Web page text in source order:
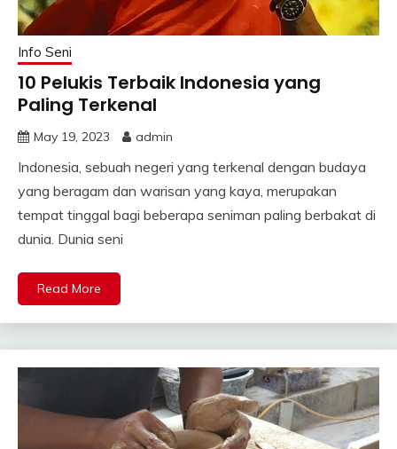
Info Seni
10 Pelukis Terbaik Indonesia yang
Paling Terkenal
May 19, 2023 admin
Indonesia, sebuah negeri yang terkenal dengan budaya
yang beragam dan warisan yang kaya, merupakan
tempat tinggal bagi beberapa seniman paling berbakat di
dunia. Dunia seni
Read More